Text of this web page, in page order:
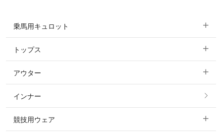
乗馬用キュロット
すべてのキュロット
フルグリップ・尻革 キュロット
ニーグリップ・膝革 キュロット
トップス
すべてのトップス
ポロシャツ
カットソー・Tシャツ・タンクトップ
アウター
すべてのアウター
コート
インナー
競技用ウェア